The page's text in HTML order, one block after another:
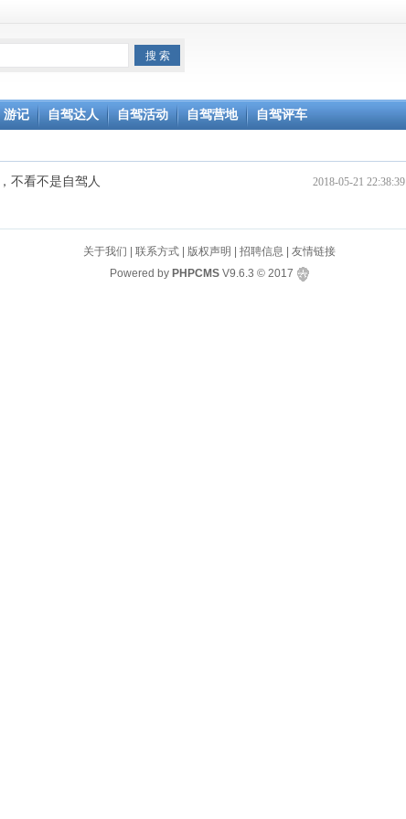
游记 自驾达人 自驾活动 自驾营地 自驾评车
2018-05-21 22:38:39
不看不是自驾人
关于我们 联系方式 版权声明 招聘信息
友情链接
Powered by PHPCMS V9.6.3 © 2017